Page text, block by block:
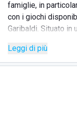
famiglie, in
con i giochi
Garibaldi. Situato in
Ferrara offre una
e ristorante. Qui,
Leggi di più